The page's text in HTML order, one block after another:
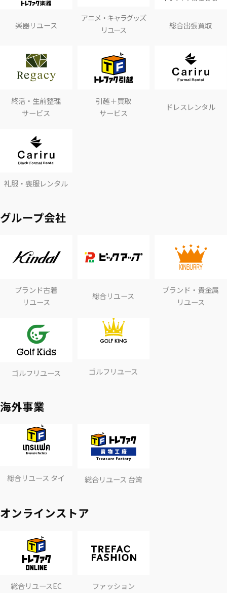
楽器リユース
アニメ・キャラグッズ
リユース
総合出張買取
終活・生前整理
サービス
引越＋買取
サービス
ドレスレンタル
礼服・喪服レンタル
グループ会社
ブランド古着
リユース
総合リユース
ブランド・貴金属
リユース
ゴルフリユース ゴルフリユース
海外事業
総合リユース タイ 総合リユース 台湾
オンラインストア
総合リユースEC
ファッション